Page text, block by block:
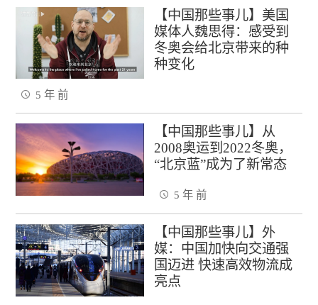
【中国那些事儿】美国
媒体人魏思得：感受到
冬奥会给北京带来的种
种变化
5 年 前
【中国那些事儿】从
2008奥运到2022冬奥，
“北京蓝”成为了新常态
5 年 前
【中国那些事儿】外
媒：中国加快向交通强
国迈进 快速高效物流成
亮点